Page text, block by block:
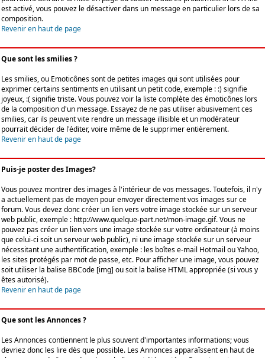
est activé, vous pouvez le désactiver dans un message en particulier lors de sa
composition.
Revenir en haut de page
Que sont les smilies ?
Les smilies, ou Emoticônes sont de petites images qui sont utilisées pour
exprimer certains sentiments en utilisant un petit code, exemple : :) signifie
joyeux, :( signifie triste. Vous pouvez voir la liste complète des émoticônes lors
de la composition d'un message. Essayez de ne pas utiliser abusivement ces
smilies, car ils peuvent vite rendre un message illisible et un modérateur
pourrait décider de l'éditer, voire même de le supprimer entièrement.
Revenir en haut de page
Puis-je poster des Images?
Vous pouvez montrer des images à l'intérieur de vos messages. Toutefois, il n'y
a actuellement pas de moyen pour envoyer directement vos images sur ce
forum. Vous devez donc créer un lien vers votre image stockée sur un serveur
web public, exemple : http://www.quelque-part.net/mon-image.gif. Vous ne
pouvez pas créer un lien vers une image stockée sur votre ordinateur (à moins
que celui-ci soit un serveur web public), ni une image stockée sur un serveur
nécessitant une authentification, exemple : les boîtes e-mail Hotmail ou Yahoo,
les sites protégés par mot de passe, etc. Pour afficher une image, vous pouvez
soit utiliser la balise BBCode [img] ou soit la balise HTML appropriée (si vous y
êtes autorisé).
Revenir en haut de page
Que sont les Annonces ?
Les Annonces contiennent le plus souvent d'importantes informations; vous
devriez donc les lire dès que possible. Les Annonces apparaîssent en haut de